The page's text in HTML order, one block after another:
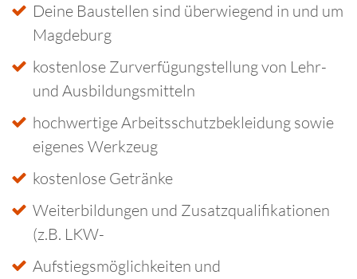
Deine Baustellen sind überwiegend in und um
Magdeburg
kostenlose Zurverfügungstellung von Lehr-
und Ausbildungsmitteln
hochwertige Arbeitsschutzbekleidung sowie
eigenes Werkzeug
kostenlose Getränke
Weiterbildungen und Zusatzqualifikationen
(z.B. LKW-
Aufstiegsmöglichkeiten und